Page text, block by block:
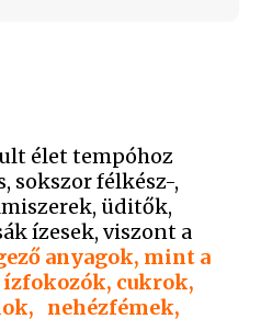
élet tempóhoz
sokszor félkész-,
üditők,
ízesek, viszont a
anyagok, mint a
cukrok,
nehézfémek,